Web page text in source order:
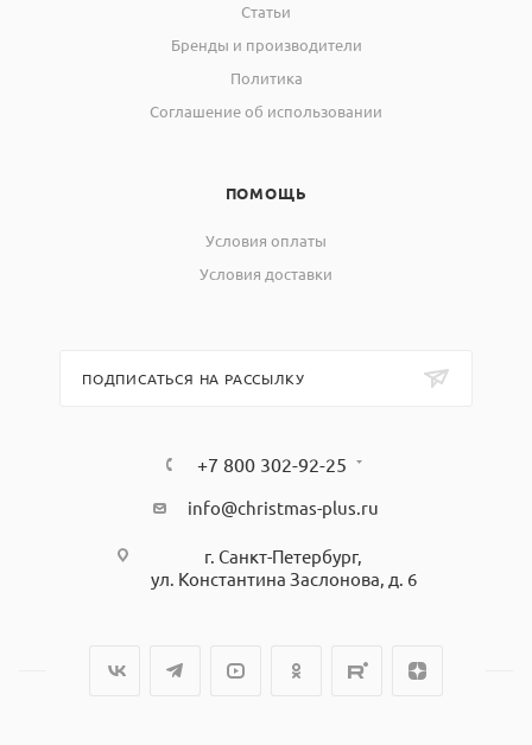
Статьи
Бренды и производители
Политика
Соглашение об использовании
ПОМОЩЬ
Условия оплаты
Условия доставки
ПОДПИСАТЬСЯ НА РАССЫЛКУ
+7 800 302-92-25
info@christmas-plus.ru
г. Санкт-Петербург,
ул. Константина Заслонова, д. 6